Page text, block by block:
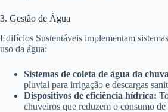
3. Gestão de Água
Edifícios Sustentáveis implementam
uso da água:
Sistemas de coleta de água da
pluvial para irrigação e descargas
Dispositivos de eficiência hídrica:
chuveiros que reduzem o consumo de